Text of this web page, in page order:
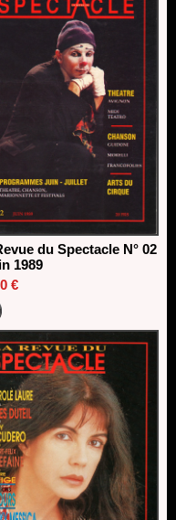
: les lauréats 2026
du Spectacle N° 02
1989
€